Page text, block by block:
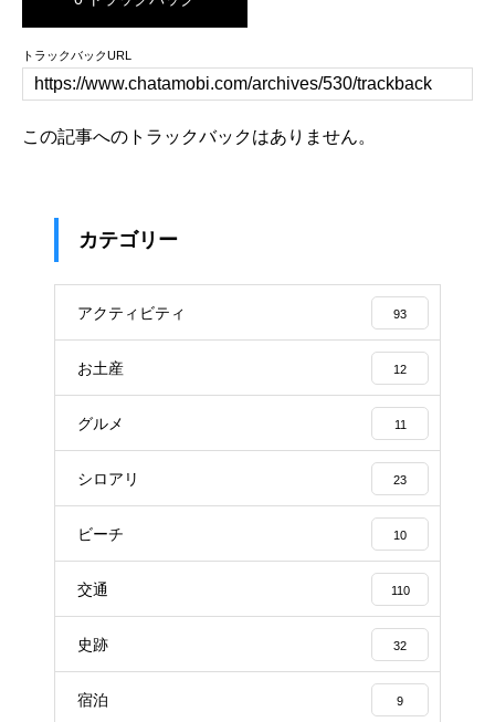
トラックバックURL
この記事へのトラックバックはありません。
カテゴリー
アクティビティ 93
お土産 12
グルメ 11
シロアリ 23
ビーチ 10
交通 110
史跡 32
宿泊 9